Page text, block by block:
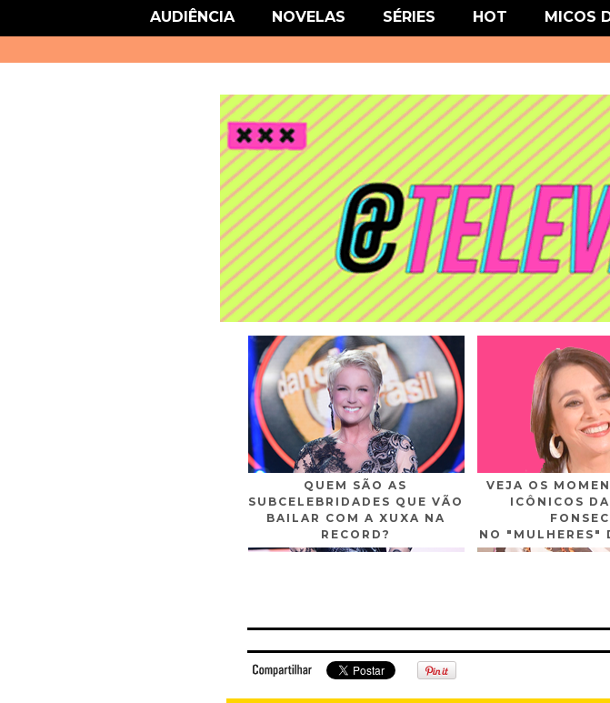
link href='http://fonts.googleapis.com/css?family=Roboto' rel='stylesheet' type='text/css'/>
QUEM SÃO AS
SUBCELEBRIDADES QUE VÃO
BAILAR COM A XUXA NA
RECORD?
VEJA OS
ICÔNICOS
NO "MULHERES"
AUDIÊNCIA NOVELAS SÉRIES HOT MICOS